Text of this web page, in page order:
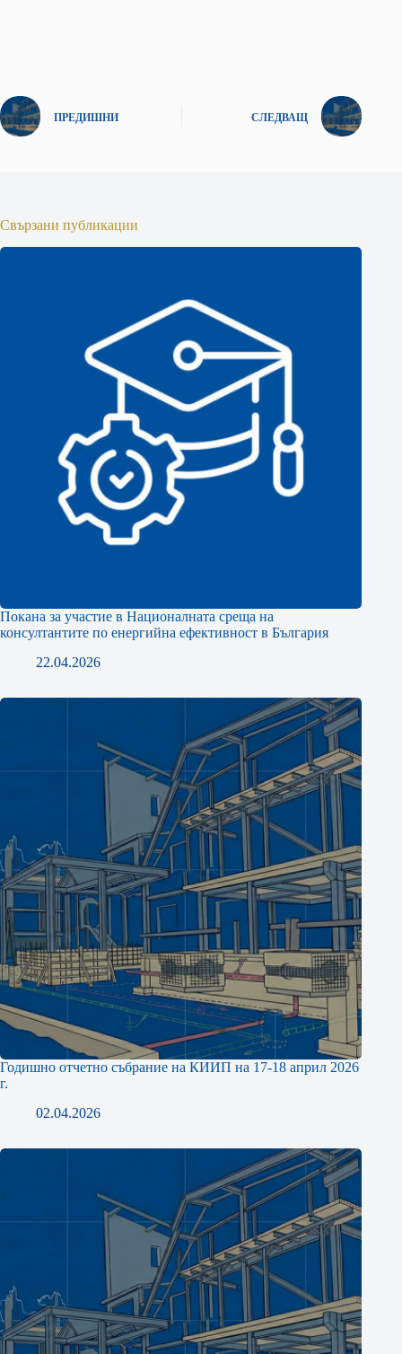
ПРЕДИШНИ СЛЕДВАЩ
Свързани публикации
Покана за участие в Националната среща на
консултантите по енергийна ефективност в България
22.04.2026
Годишно отчетно събрание на КИИП на 17-18 април 2026
г.
02.04.2026